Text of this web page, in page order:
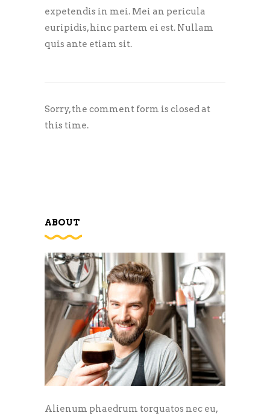
expetendis in mei. Mei an pericula
euripidis, hinc partem ei est. Nullam
quis ante etiam sit.
Sorry, the comment form is closed at
this time.
ABOUT
Alienum phaedrum torquatos nec eu,